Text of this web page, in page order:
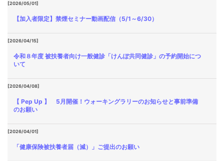
[2026/05/01]
【加入者限定】禁煙セミナー動画配信（5/1～6/30）
[2026/04/15]
令和８年度 被扶養者向け一般健診「けんぽ共同健診」の予約開始につ
いて
[2026/04/08]
【 Pep Up 】 5月開催！ウォーキングラリーのお知らせと事前準備
のお願い
[2026/04/01]
「健康保険被扶養者届（減）」ご提出のお願い